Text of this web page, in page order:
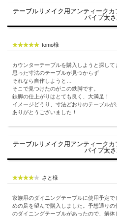
テーブルリメイク用アンティーク
パイプ太
tomo様
カウンターテーブルを購入しようと探して
思った寸法のテーブルが見つからず
それなら自作しようと…
そこで見つけたのがこの鉄脚です。
鉄脚の仕上がりはとても良く、大満足！
イメージどうり、寸法どおりのテーブルが
ありがとうございました！
テーブルリメイク用アンティーク
パイプ太
さと様
家族用のダイニングテーブルに使用予定
めの足を望んで購入しました。予想通り
のダイニングテーブルがあったので、解